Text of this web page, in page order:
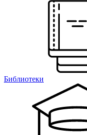
Библиотеки